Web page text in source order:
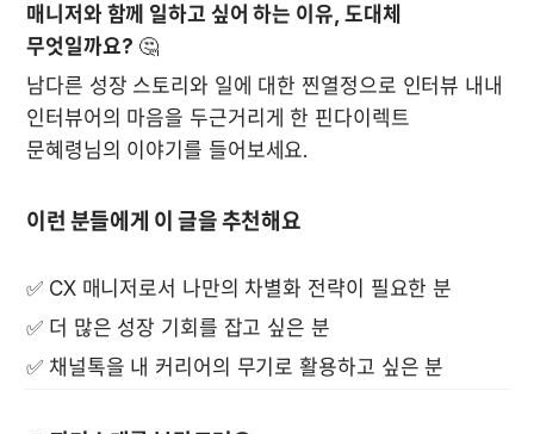
매니저와 함께 일하고 싶어 하는 이유, 도대체
무엇일까요? 🤔
남다른 성장 스토리와 일에 대한 찐열정으로 인터뷰 내내
인터뷰어의 마음을 두근거리게 한 핀다이렉트
문혜령님의 이야기를 들어보세요.
이런 분들에게 이 글을 추천해요
✅ CX 매니저로서 나만의 차별화 전략이 필요한 분
✅ 더 많은 성장 기회를 잡고 싶은 분
✅ 채널톡을 내 커리어의 무기로 활용하고 싶은 분